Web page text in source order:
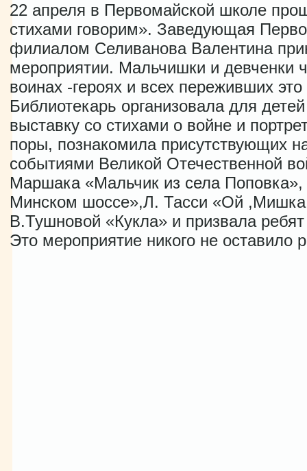
22 апреля в Первомайской школе
стихами говорим». Заведующая
филиалом Селиванова Валентина
мероприятии. Мальчишки и девченки
воинах -героях и всех переживших
Библиотекарь организовала для
выставку со стихами о войне и
поры, познакомила присутствующих
событиями Великой Отечественной
Маршака «Мальчик из села
Минском шоссе»,Л. Тасси «Ой
В.Тушновой «Кукла» и призвала
Это мероприятие никого не оставило